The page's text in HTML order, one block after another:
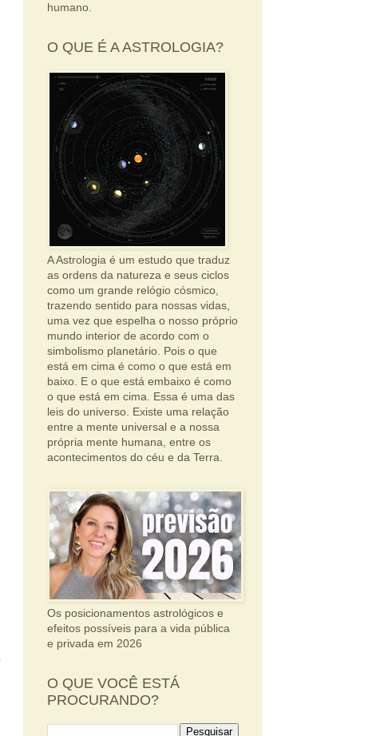
humano.
O QUE É A ASTROLOGIA?
A Astrologia é um estudo que traduz
as ordens da natureza e seus ciclos
como um grande relógio cósmico,
trazendo sentido para nossas vidas,
uma vez que espelha o nosso próprio
mundo interior de acordo com o
simbolismo planetário. Pois o que
está em cima é como o que está em
baixo. E o que está embaixo é como
o que está em cima. Essa é uma das
leis do universo. Existe uma relação
entre a mente universal e a nossa
própria mente humana, entre os
acontecimentos do céu e da Terra.
Os posicionamentos astrológicos e
efeitos possíveis para a vida pública
e privada em 2026
O QUE VOCÊ ESTÁ
PROCURANDO?